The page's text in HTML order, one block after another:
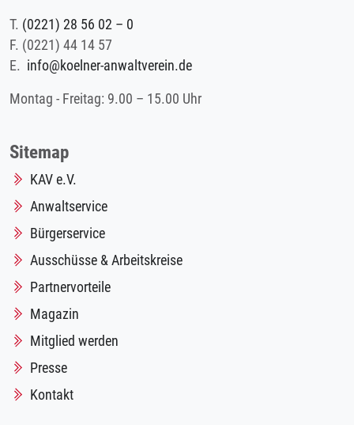
T. (0221) 28 56 02 – 0
F. (0221) 44 14 57
E. info@koelner-anwaltverein.de
Montag - Freitag: 9.00 – 15.00 Uhr
Sitemap
KAV e.V.
Anwaltservice
Bürgerservice
Ausschüsse & Arbeitskreise
Partnervorteile
Magazin
Mitglied werden
Presse
Kontakt